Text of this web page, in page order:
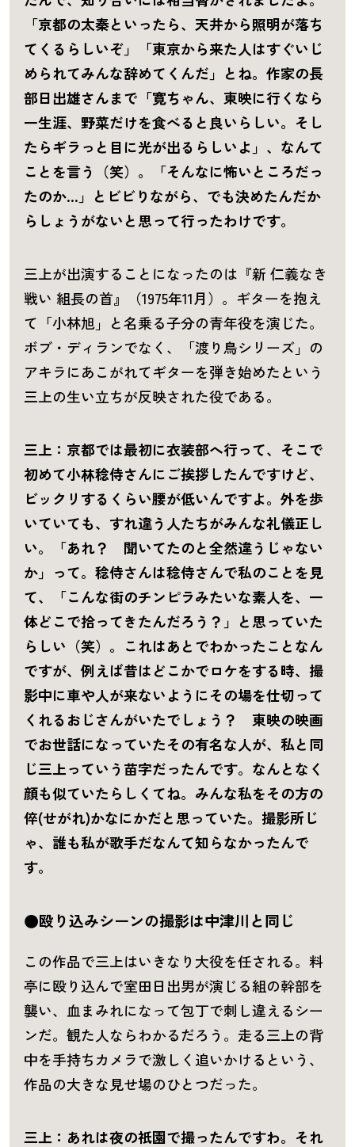
「京都の太秦といったら、天井から照明が落ち
てくるらしいぞ」「東京から来た人はすぐいじ
められてみんな辞めてくんだ」とね。作家の長
部日出雄さんまで「寛ちゃん、東映に行くなら
一生涯、野菜だけを食べると良いらしい。そし
たらギラっと目に光が出るらしいよ」、なんて
ことを言う（笑）。「そんなに怖いところだっ
たのか…」とビビりながら、でも決めたんだか
らしょうがないと思って行ったわけです。
三上が出演することになったのは『新 仁義なき
戦い 組長の首』（1975年11月）。ギターを抱え
て「小林旭」と名乗る子分の青年役を演じた。
ボブ・ディランでなく、「渡り鳥シリーズ」の
アキラにあこがれてギターを弾き始めたという
三上の生い立ちが反映された役である。
三上：京都では最初に衣装部へ行って、そこで
初めて小林稔侍さんにご挨拶したんですけど、
ビックリするくらい腰が低いんですよ。外を歩
いていても、すれ違う人たちがみんな礼儀正し
い。「あれ？ 聞いてたのと全然違うじゃない
か」って。稔侍さんは稔侍さんで私のことを見
て、「こんな街のチンピラみたいな素人を、一
体どこで拾ってきたんだろう？」と思っていた
らしい（笑）。これはあとでわかったことなん
ですが、例えば昔はどこかでロケをする時、撮
影中に車や人が来ないようにその場を仕切って
くれるおじさんがいたでしょう？ 東映の映画
でお世話になっていたその有名な人が、私と同
じ三上っていう苗字だったんです。なんとなく
顔も似ていたらしくてね。みんな私をその方の
倅(せがれ)かなにかだと思っていた。撮影所じ
ゃ、誰も私が歌手だなんて知らなかったんで
す。
●殴り込みシーンの撮影は中津川と同じ
この作品で三上はいきなり大役を任される。料
亭に殴り込んで室田日出男が演じる組の幹部を
襲い、血まみれになって包丁で刺し違えるシー
ンだ。観た人ならわかるだろう。走る三上の背
中を手持ちカメラで激しく追いかけるという、
作品の大きな見せ場のひとつだった。
三上：あれは夜の祇園で撮ったんですわ。それ